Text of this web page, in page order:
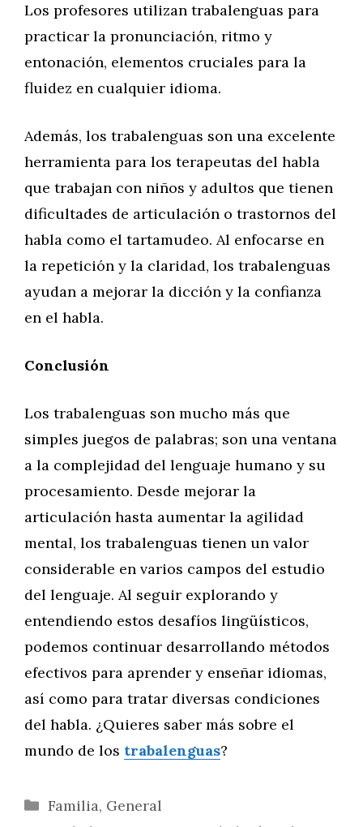
Los profesores utilizan trabalenguas para
practicar la pronunciación, ritmo y
entonación, elementos cruciales para la
fluidez en cualquier idioma.
Además, los trabalenguas son una excelente
herramienta para los terapeutas del habla
que trabajan con niños y adultos que tienen
dificultades de articulación o trastornos del
habla como el tartamudeo. Al enfocarse en
la repetición y la claridad, los trabalenguas
ayudan a mejorar la dicción y la confianza
en el habla.
Conclusión
Los trabalenguas son mucho más que
simples juegos de palabras; son una ventana
a la complejidad del lenguaje humano y su
procesamiento. Desde mejorar la
articulación hasta aumentar la agilidad
mental, los trabalenguas tienen un valor
considerable en varios campos del estudio
del lenguaje. Al seguir explorando y
entendiendo estos desafíos lingüísticos,
podemos continuar desarrollando métodos
efectivos para aprender y enseñar idiomas,
así como para tratar diversas condiciones
del habla. ¿Quieres saber más sobre el
mundo de los trabalenguas?
Categorías
Familia, General